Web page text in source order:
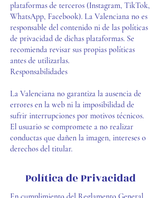
plataformas de terceros (Instagram, TikTok,
WhatsApp, Facebook). La Valenciana no es
responsable del contenido ni de las políticas
de privacidad de dichas plataformas. Se
recomienda revisar sus propias políticas
antes de utilizarlas.
Responsabilidades
La Valenciana no garantiza la ausencia de
errores en la web ni la imposibilidad de
sufrir interrupciones por motivos técnicos.
El usuario se compromete a no realizar
conductas que dañen la imagen, intereses o
derechos del titular.
Política de Privacidad